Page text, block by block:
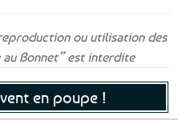
ou utilisation des
au Bonnet” est interdite
en poupe !